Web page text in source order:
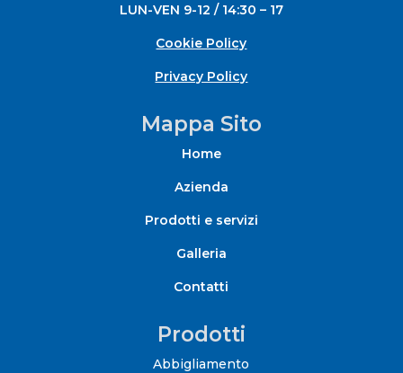
LUN-VEN 9-12 / 14:30 – 17
Cookie Policy
Privacy Policy
Mappa Sito
Home
Azienda
Prodotti e servizi
Galleria
Contatti
Prodotti
Abbigliamento